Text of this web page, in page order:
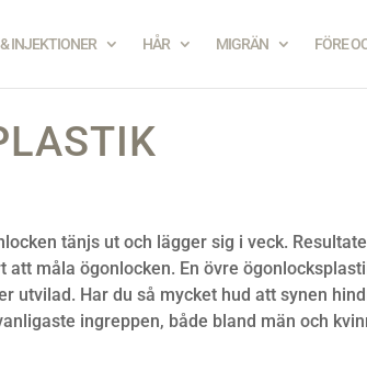
INJEKTIONER HÅR MIGRÄN FÖRE
tänjs ut och lägger sig i veck.
måla ögonlocken. En övre
utvilad. Har du så mycket hud att synen
ingreppen, både bland män och